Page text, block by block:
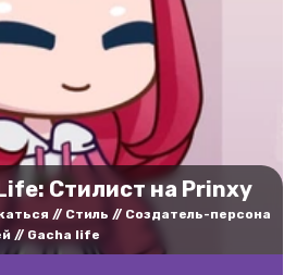
Стилист на Prinxy
Стиль
Cоздатель-персона
Gacha life